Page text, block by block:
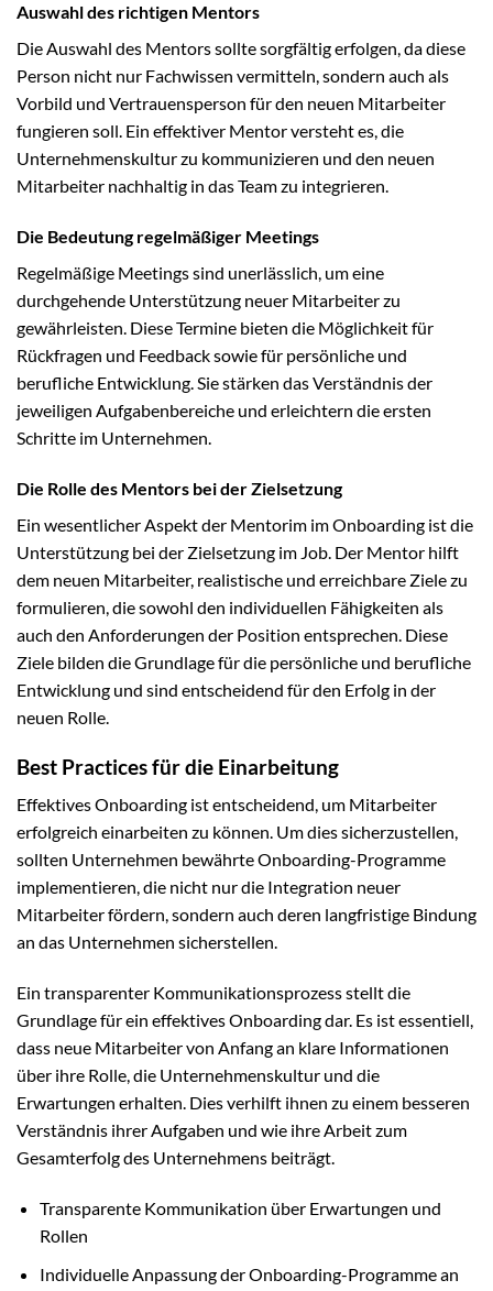
Auswahl des richtigen Mentors
Die Auswahl des Mentors sollte sorgfältig erfolgen, da diese
Person nicht nur Fachwissen vermitteln, sondern auch als
Vorbild und Vertrauensperson für den neuen Mitarbeiter
fungieren soll. Ein effektiver Mentor versteht es, die
Unternehmenskultur zu kommunizieren und den neuen
Mitarbeiter nachhaltig in das Team zu integrieren.
Die Bedeutung regelmäßiger Meetings
Regelmäßige Meetings sind unerlässlich, um eine
durchgehende Unterstützung neuer Mitarbeiter zu
gewährleisten. Diese Termine bieten die Möglichkeit für
Rückfragen und Feedback sowie für persönliche und
berufliche Entwicklung. Sie stärken das Verständnis der
jeweiligen Aufgabenbereiche und erleichtern die ersten
Schritte im Unternehmen.
Die Rolle des Mentors bei der Zielsetzung
Ein wesentlicher Aspekt der Mentorim im Onboarding ist die
Unterstützung bei der Zielsetzung im Job. Der Mentor hilft
dem neuen Mitarbeiter, realistische und erreichbare Ziele zu
formulieren, die sowohl den individuellen Fähigkeiten als
auch den Anforderungen der Position entsprechen. Diese
Ziele bilden die Grundlage für die persönliche und berufliche
Entwicklung und sind entscheidend für den Erfolg in der
neuen Rolle.
Best Practices für die Einarbeitung
Effektives Onboarding ist entscheidend, um Mitarbeiter
erfolgreich einarbeiten zu können. Um dies sicherzustellen,
sollten Unternehmen bewährte Onboarding-Programme
implementieren, die nicht nur die Integration neuer
Mitarbeiter fördern, sondern auch deren langfristige Bindung
an das Unternehmen sicherstellen.
Ein transparenter Kommunikationsprozess stellt die
Grundlage für ein effektives Onboarding dar. Es ist essentiell,
dass neue Mitarbeiter von Anfang an klare Informationen
über ihre Rolle, die Unternehmenskultur und die
Erwartungen erhalten. Dies verhilft ihnen zu einem besseren
Verständnis ihrer Aufgaben und wie ihre Arbeit zum
Gesamterfolg des Unternehmens beiträgt.
Transparente Kommunikation über Erwartungen und
Rollen
Individuelle Anpassung der Onboarding-Programme an